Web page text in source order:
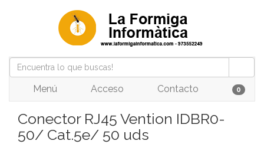
Menú Acceso Contacto 0
Conector RJ45 Vention IDBR0-
50/ Cat.5e/ 50 uds